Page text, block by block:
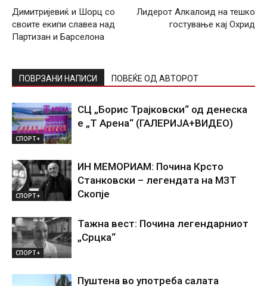
Димитријевиќ и Шорц со
своите екипи славеа над
Партизан и Барселона
Лидерот Алкалоид на тешко
гостување кај Охрид
ПОВРЗАНИ НАПИСИ ПОВЕЌЕ ОД АВТОРОТ
СПОРТ+
СЦ „Борис Трајковски“ од денеска
е „Т Арена“ (ГАЛЕРИЈА+ВИДЕО)
СПОРТ+
ИН МЕМОРИАМ: Почина Крсто
Станковски – легендата на МЗТ
Скопје
СПОРТ+
Тажна вест: Почина легендарниот
„Срцка“
Пуштена во употреба салата